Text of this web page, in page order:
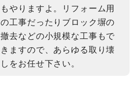
もやりますよ。リフォーム用
の工事だったりブロック塀の
撤去などの小規模な工事もで
きますので、あらゆる取り壊
しをお任せ下さい。